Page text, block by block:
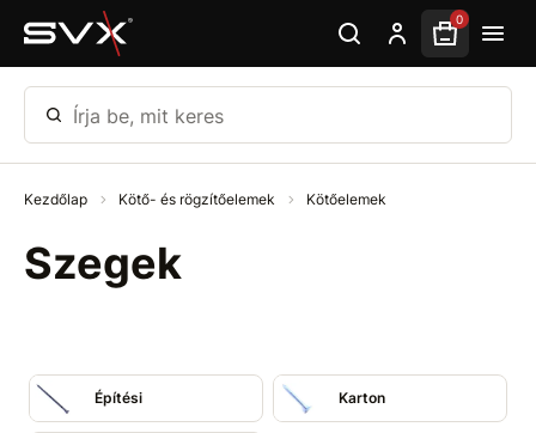
Ugrás az oldal fő részéhez 0
Írja be, mit keres
Kezdőlap Kötő- és rögzítőelemek Kötőelemek
Szegek
Építési Karton